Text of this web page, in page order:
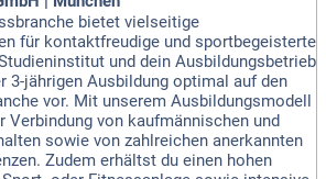
bietet vielseitige
für kontaktfreudige und sportbegeisterte
und dein Ausbildungsbetrieb
3-jährigen Ausbildung optimal auf den
vor. Mit unserem Ausbildungsmodell
Verbindung von kaufmännischen und
sowie von zahlreichen anerkannten
Zudem erhältst du einen hohen